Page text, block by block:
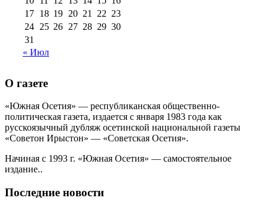
17 18 19 20 21 22 23
24 25 26 27 28 29 30
31
« Июл
О газете
«Южная Осетия» — республиканская общественно-
политическая газета, издается с января 1983 года как
русскоязычный дубляж осетинской национальной газеты
«Советон Ирыстон» — «Советская Осетия».
Начиная с 1993 г. «Южная Осетия» — самостоятельное
издание..
Последние новости